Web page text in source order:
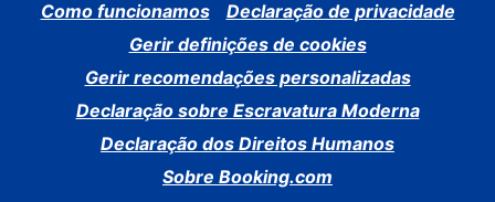
Como funcionamos
Declaração de privacidade
Gerir definições de cookies
Gerir recomendações personalizadas
Declaração sobre Escravatura Moderna
Declaração dos Direitos Humanos
Sobre Booking.com